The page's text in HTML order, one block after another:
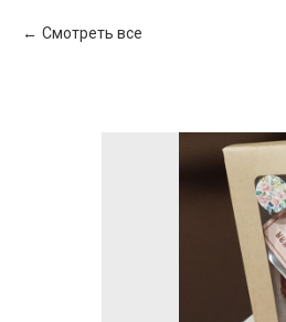
Смотреть все